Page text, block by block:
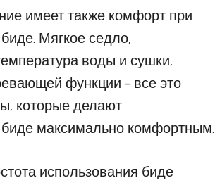
имеет также комфорт при
Мягкое седло,
воды и сушки,
функции - все это
которые делают
биде максимально комфортным.
использования биде